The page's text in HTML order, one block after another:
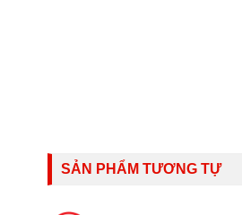
SẢN PHẨM TƯƠNG TỰ